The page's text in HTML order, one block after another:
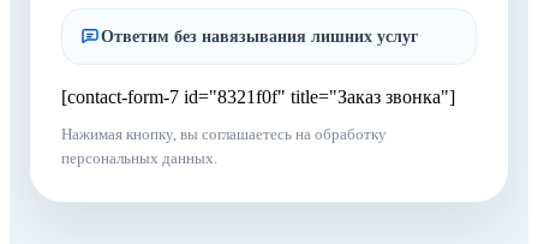
Ответим без навязывания лишних услуг
[contact-form-7 id="8321f0f" title="Заказ звонка"]
Нажимая кнопку, вы соглашаетесь на обработку
персональных данных.